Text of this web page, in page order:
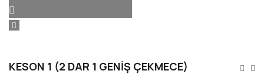
KESON 1 (2 DAR 1 GENİŞ ÇEKMECE)